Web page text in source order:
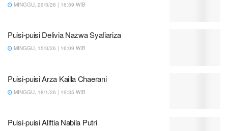
MINGGU, 29/3/26 | 16:59 WIB
Puisi-puisi Delivia Nazwa Syafiariza
MINGGU, 15/3/26 | 16:09 WIB
Puisi-puisi Arza Kailla Chaerani
MINGGU, 18/1/26 | 19:35 WIB
Puisi-puisi Aliftia Nabila Putri